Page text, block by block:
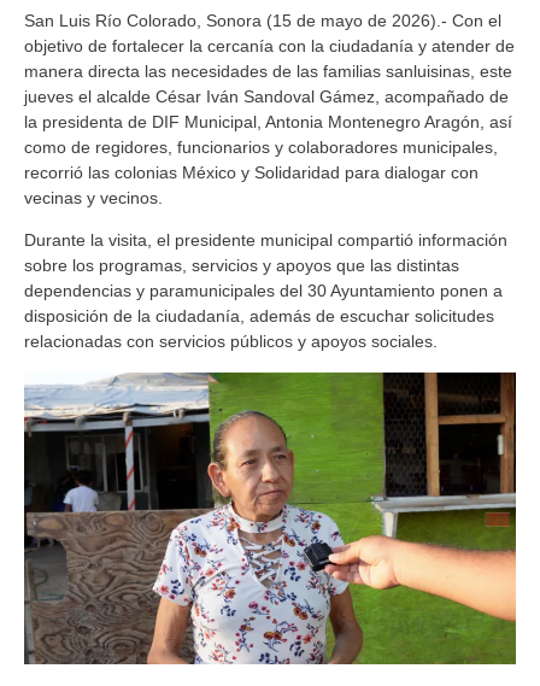
San Luis Río Colorado, Sonora (15 de mayo de 2026).- Con el
objetivo de fortalecer la cercanía con la ciudadanía y atender de
manera directa las necesidades de las familias sanluisinas, este
jueves el alcalde César Iván Sandoval Gámez, acompañado de
la presidenta de DIF Municipal, Antonia Montenegro Aragón, así
como de regidores, funcionarios y colaboradores municipales,
recorrió las colonias México y Solidaridad para dialogar con
vecinas y vecinos.
Durante la visita, el presidente municipal compartió información
sobre los programas, servicios y apoyos que las distintas
dependencias y paramunicipales del 30 Ayuntamiento ponen a
disposición de la ciudadanía, además de escuchar solicitudes
relacionadas con servicios públicos y apoyos sociales.